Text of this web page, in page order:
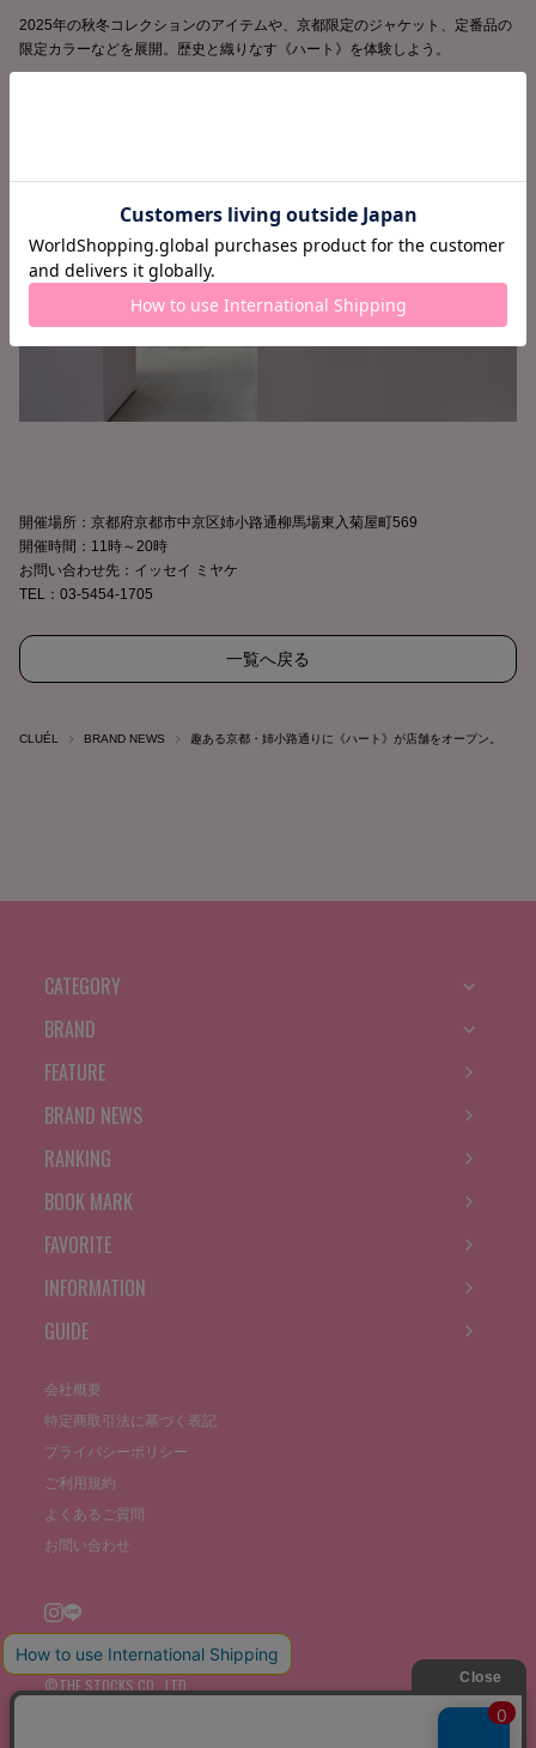
2025年の秋冬コレクションのアイテムや、京都限定のジャケット、定番品の
限定カラーなどを展開。歴史と織りなす《ハート》を体験しよう。
開催場所：京都府京都市中京区姉小路通柳馬場東入菊屋町569
開催時間：11時～20時
お問い合わせ先：イッセイ ミヤケ
TEL：03-5454-1705
一覧へ戻る
CLUÉL BRAND NEWS 趣ある京都・姉小路通りに《ハート》が店舗をオープン。
CATEGORY
BRAND
FEATURE
BRAND NEWS
RANKING
BOOK MARK
FAVORITE
INFORMATION
GUIDE
会社概要
特定商取引法に基づく表記
プライバシーポリシー
ご利用規約
よくあるご質問
お問い合わせ
©THE STOCKS CO., LTD